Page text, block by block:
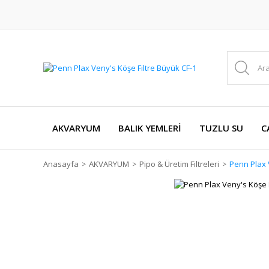
AKVARYUM BALIK YEMLERİ TUZLU SU
Anasayfa AKVARYUM Pipo & Üretim Filtreleri Penn Plax